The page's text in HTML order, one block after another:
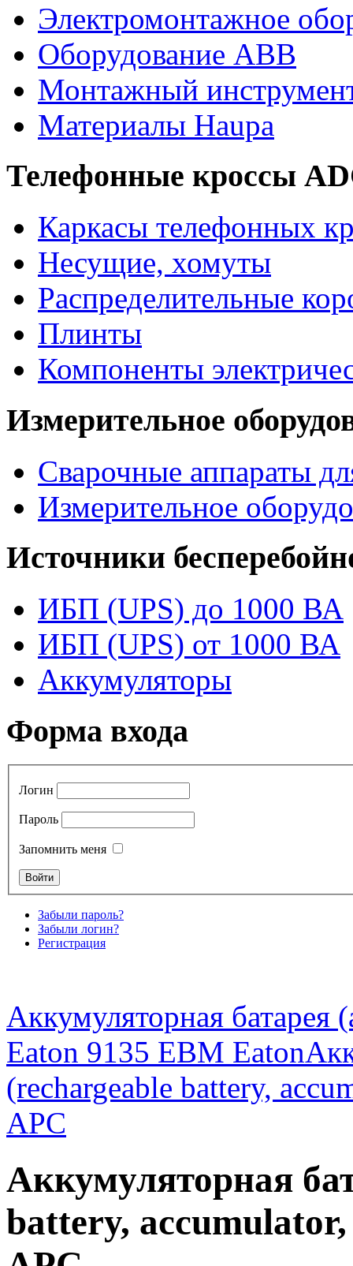
Электромонтажное
Оборудование ABB
Монтажный
Материалы Haupa
Телефонные кроссы
Каркасы телефонных
Несущие, хомуты
Распределительные
Плинты
Компоненты
Измерительное
Сварочные аппараты
Измерительное
Источники
ИБП (UPS) до 1000 ВА
ИБП (UPS) от 1000 ВА
Аккумуляторы
Форма входа
Логин
Пароль
Запомнить меня
Забыли пароль?
Забыли логин?
Регистрация
Аккумуляторная батарея
Eaton 9135 EBM Eaton
(rechargeable battery,
APC
Аккумуляторная
battery,